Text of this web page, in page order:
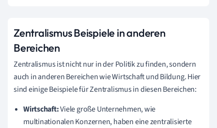
Zentralismus Beispiele in anderen
Bereichen
Zentralismus ist nicht nur in der Politik zu finden, sondern
auch in anderen Bereichen wie Wirtschaft und Bildung. Hier
sind einige Beispiele für Zentralismus in diesen Bereichen:
Wirtschaft:Viele große Unternehmen, wie
multinationalen Konzernen, haben eine zentralisierte